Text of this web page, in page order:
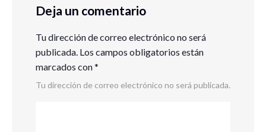
Deja un comentario
Tu dirección de correo electrónico no será
publicada. Los campos obligatorios están
marcados con*
Tu dirección de correo electrónico no será publicada.